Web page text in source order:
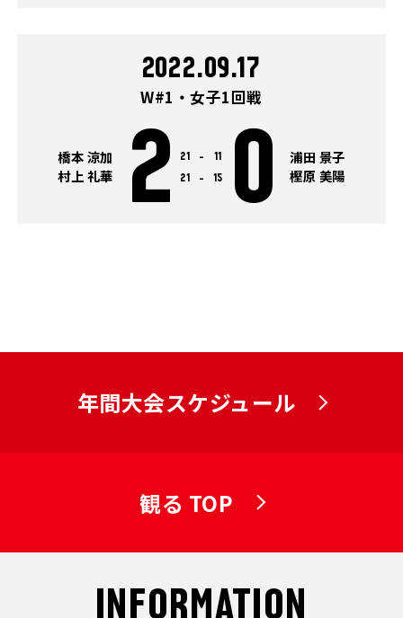
2022.09.17
W#1・女子1回戦
橋本 涼加
村上 礼華
2 21 -
11
21
- 15 0
浦田 景子
樫原 美陽
年間大会スケジュール
観る TOP
INFORMATION